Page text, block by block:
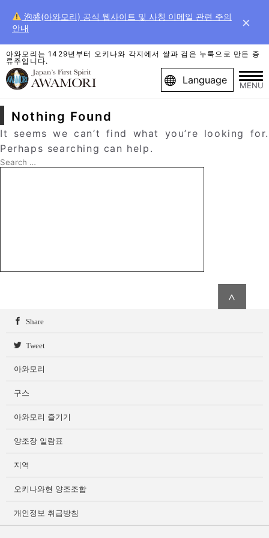
泡盛(아와모리) 공식 웹사이트 및 사칭 이메일 관련 주의
안내
×
아와모리는 1429년부터 오키나와 각지에서 쌀과 검은 누룩으로 만든 증
류주입니다.
Language MENU
Nothing Found
It seems we can’t find what you’re looking for.
Perhaps searching can help.
Search
for:
∧
Share
Tweet
아와모리
구스
아와모리 즐기기
양조장 일람표
지역
오키나와현 양조조합
개인정보 취급방침